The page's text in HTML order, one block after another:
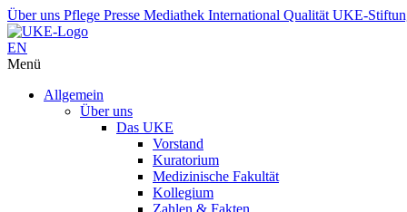
Über uns Pflege Presse Mediathek International Qualität UKE-
EN
Menü
Allgemein
Über uns
Das UKE
Vorstand
Kuratorium
Medizinische Fakultät
Kollegium
Zahlen & Fakten